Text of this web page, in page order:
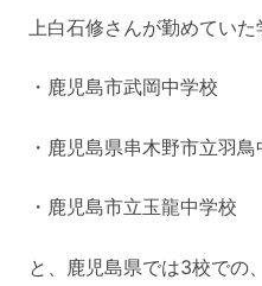
上白石修さんが勤めていた
・鹿児島市武岡中学校
・鹿児島県串木野市立羽鳥
・鹿児島市立玉龍中学校
と、鹿児島県では3校での